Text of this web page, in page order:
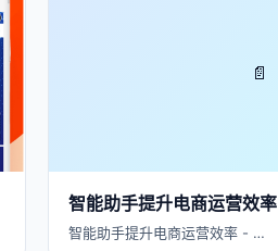
📄
智能助手提升电商运营效率
智能助手提升电商运营效率 - …